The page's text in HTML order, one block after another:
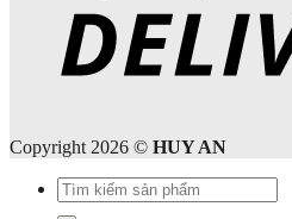
Copyright 2026 © HUY AN
Tìm
kiếm: